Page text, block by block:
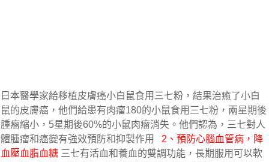
日本醫學家給移植皮膚癌小白鼠食用三七粉，結果治癒了小白
鼠的皮膚癌，他們給患有肉瘤180的小鼠食用三七粉，兩星期後
腫瘤縮小，5星期後60%的小鼠肉瘤消失。他們認為，三七對人
體腫瘤和癌變有強效預防和抑製作用 2、預防心腦血管病，降
血壓血脂血糖 三七有活血和養血的雙調功能，長期服用可以軟